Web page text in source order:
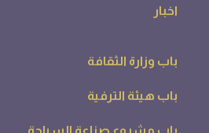
اخبار
باب وزارة الثقافة
باب هيئة الترفية